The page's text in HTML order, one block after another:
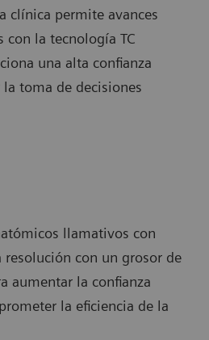
clínica permite avances
con la tecnología TC
una alta confianza
toma de decisiones
llamativos con
resolución con un grosor de
aumentar la confianza
la eficiencia de la